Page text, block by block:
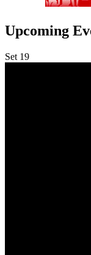
Upcoming
Set 19